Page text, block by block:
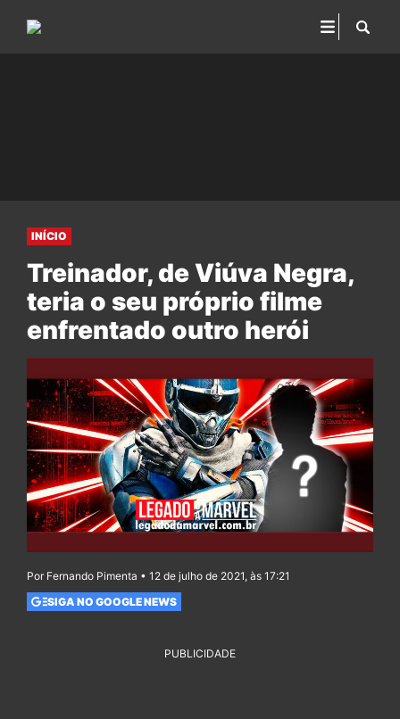
INÍCIO
Treinador, de Viúva Negra,
teria o seu próprio filme
enfrentado outro herói
Por Fernando Pimenta • 12 de julho de 2021, às 17:21
SIGA NO GOOGLE NEWS
PUBLICIDADE